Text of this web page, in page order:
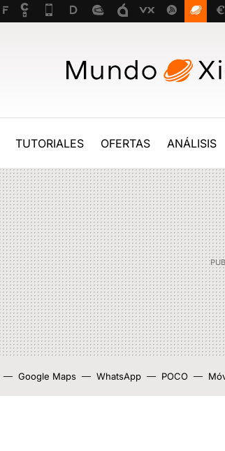
TUTORIALES OFERTAS ANÁLISIS
Google Maps WhatsApp POCO